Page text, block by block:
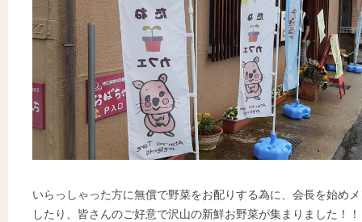
いらっしゃった方に無償で野菜をお配りする為に、会長を始め
したり、皆さんのご好意で沢山の新鮮お野菜が集まりました！